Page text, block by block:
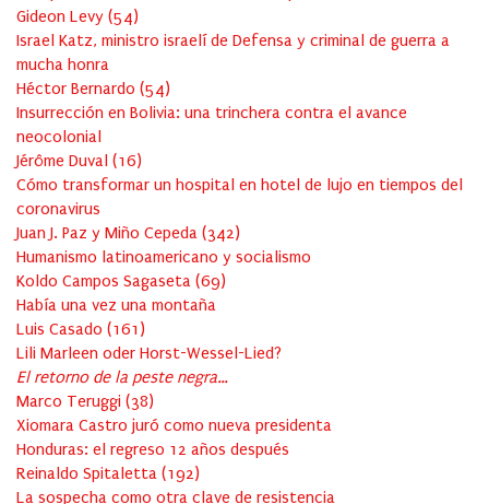
Gideon Levy (54)
Israel Katz, ministro israelí de Defensa y criminal de guerra a
mucha honra
Héctor Bernardo (54)
Insurrección en Bolivia: una trinchera contra el avance
neocolonial
Jérôme Duval (16)
Cómo transformar un hospital en hotel de lujo en tiempos del
coronavirus
Juan J. Paz y Miño Cepeda (342)
Humanismo latinoamericano y socialismo
Koldo Campos Sagaseta (69)
Había una vez una montaña
Luis Casado (161 )
Lili Marleen oder Horst-Wessel-Lied?
El retorno de la peste negra…
Marco Teruggi (38)
Xiomara Castro juró como nueva presidenta
Honduras: el regreso 12 años después
Reinaldo Spitaletta (192)
La sospecha como otra clave de resistencia